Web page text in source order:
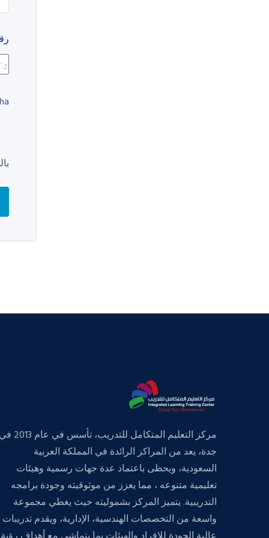
مركز التعليم المتكامل للتدريب، تأسس في عام 2013 في
جدة، يعد من المراكز الرائدة في المملكة العربية
السعودية، ويحظى باعتماد عدة جهات رسمية وهيئات
تعليمية متنوعه ، مما يعزز من موثوقيته وجودة برامجه
التدريبية. يتميز المركز بشموليته حيث يغطي مجموعة
واسعة من التخصصات الهندسية، الإدارية، ويقدم تدريبات